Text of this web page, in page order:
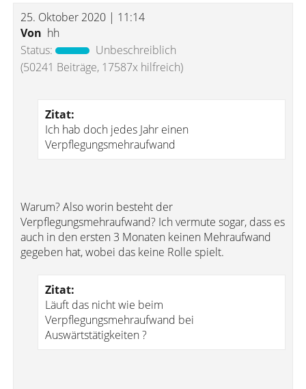
25. Oktober 2020 | 11:14
Von hh
Status:
Unbeschreiblich
(50241 Beiträge, 17587x hilfreich)
Zitat:
Ich hab doch jedes Jahr einen
Verpflegungsmehraufwand
Warum? Also worin besteht der
Verpflegungsmehraufwand? Ich vermute sogar, dass es
auch in den ersten 3 Monaten keinen Mehraufwand
gegeben hat, wobei das keine Rolle spielt.
Zitat:
Läuft das nicht wie beim
Verpflegungsmehraufwand bei
Auswärtstätigkeiten ?